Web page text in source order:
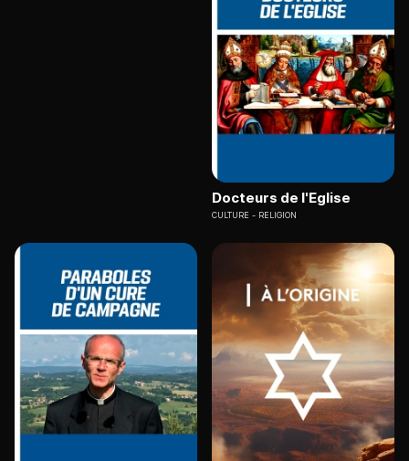
Docteurs de l'Eglise
CULTURE RELIGION